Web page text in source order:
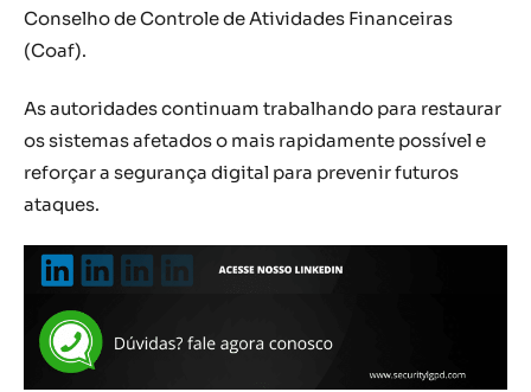
Conselho de Controle de Atividades Financeiras
(Coaf).
As autoridades continuam trabalhando para restaurar
os sistemas afetados o mais rapidamente possível e
reforçar a segurança digital para prevenir futuros
ataques.